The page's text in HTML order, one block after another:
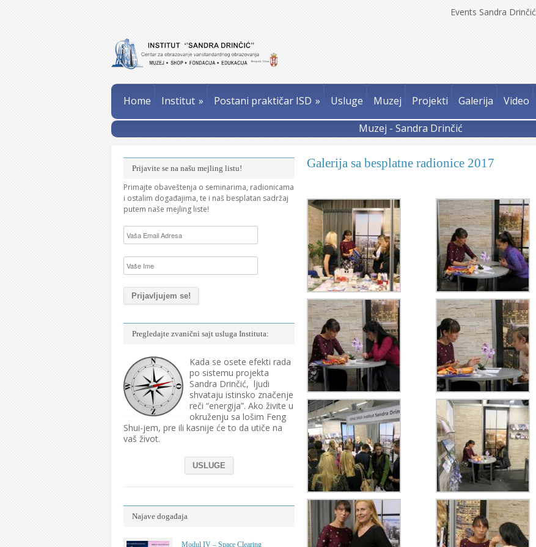
Events Sandra Drinčić
Home Institut » Postani praktičar ISD » Usluge Muzej Projekti Galerija Video
Muzej - Sandra Drinčić
Galerija sa besplatne radionice 2017
Prijavite se na našu mejling listu!
Primajte obaveštenja o seminarima, radionicama
i ostalim događajima, te i naš besplatan sadržaj
putem naše mejling liste!
Pregledajte zvanični sajt usluga Instituta:
Kada se osete efekti rada
po sistemu projekta
Sandra Drinčić, ljudi
shvataju istinsko značenje
reči “energija”. Ako živite u
okruženju sa lošim Feng
Shui-jem, pre ili kasnije će to da utiče na
vaš život.
USLUGE
Najave događaja
Modul IV – Space Clearing